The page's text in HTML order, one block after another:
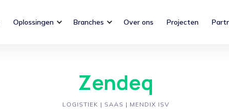
Oplossingen Branches Over ons Projecten
Zendeq
LOGISTIEK | SAAS | MENDIX ISV